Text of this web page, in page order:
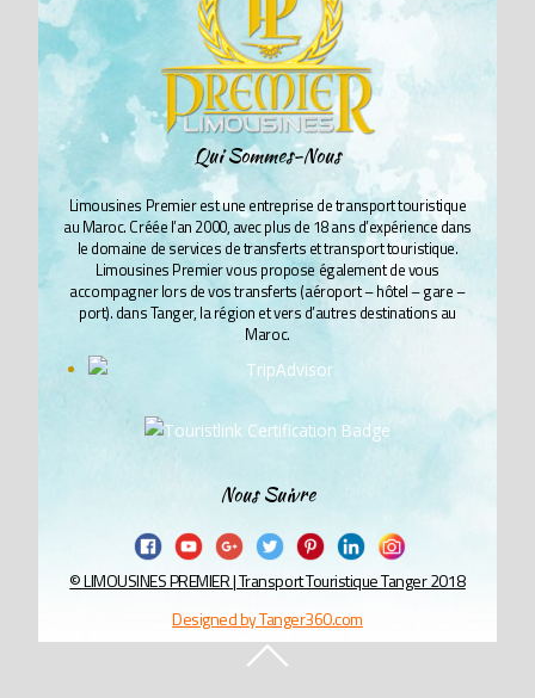
Qui Sommes-Nous
Limousines Premier est une entreprise de transport touristique
au Maroc. Créée l’an 2000, avec plus de 18 ans d’expérience dans
le domaine de services de transferts et transport touristique.
Limousines Premier vous propose également de vous
accompagner lors de vos transferts (aéroport – hôtel – gare –
port). dans Tanger, la région et vers d’autres destinations au
Maroc.
Nous Suivre
© LIMOUSINES PREMIER | Transport Touristique Tanger 2018
Designed by Tanger360.com